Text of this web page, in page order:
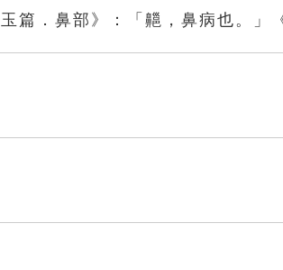
篇．鼻部》：「齆，鼻病也。」